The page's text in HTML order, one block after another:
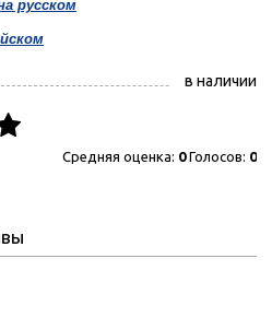
русском
в наличии
Средняя оценка: 0Голосов: 0